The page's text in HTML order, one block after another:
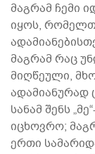
მაგრამ ჩემი
იყოს,
მაგრამ რაც
მიღწეული,
ადამიანურად
სანამ შენს
იცხოვრო;
ერთი